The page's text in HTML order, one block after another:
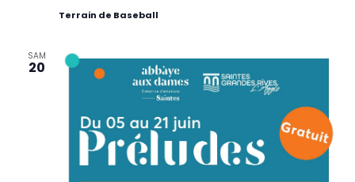
Terrain de Baseball
SAM
20